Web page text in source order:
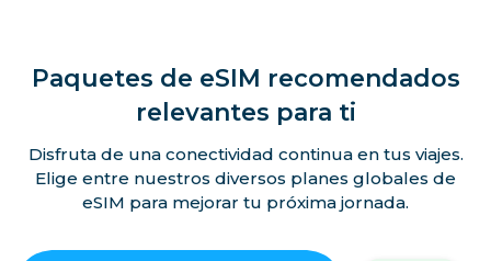
Paquetes de eSIM recomendados
relevantes para ti
Disfruta de una conectividad continua en tus viajes.
Elige entre nuestros diversos planes globales de
eSIM para mejorar tu próxima jornada.